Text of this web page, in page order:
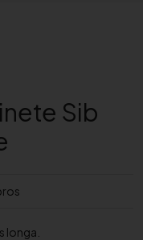
Sib
longa.